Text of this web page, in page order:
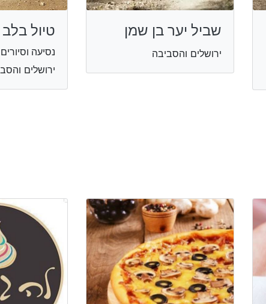
שביל יער בן שמן
ירושלים והסביבה
טיול
נסיעה
ירושלים